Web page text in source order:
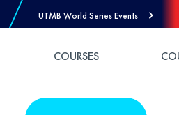
UTMB World Series Events
COURSES